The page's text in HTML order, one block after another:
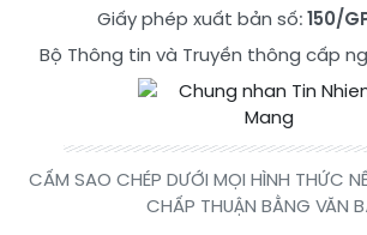
Giấy phép xuất bản số:150/
Bộ Thông tin và Truyền thông cấp
CẤM SAO CHÉP DƯỚI MỌI HÌNH THỨC
CHẤP THUẬN BẰNG VĂN